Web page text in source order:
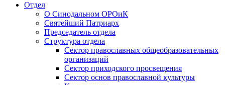
Отдел
О Синодальном ОРОиК
Святейший Патриарх
Председатель отдела
Структура отдела
Сектор православных общеобразовательных
организаций
Сектор приходского просвещения
Сектор основ православной культуры